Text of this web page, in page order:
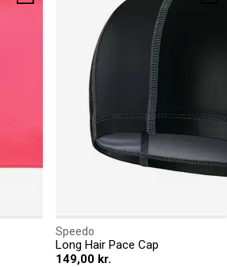
Speedo
Long Hair Pace Cap
149,00 kr.